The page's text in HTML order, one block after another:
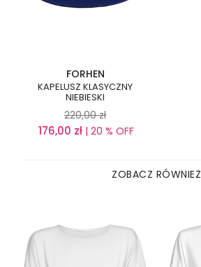
FORHEN
KAPELUSZ KLASYCZNY
NIEBIESKI
220,00 zł
176,00 zł | 20 % OFF
ZOBACZ RÓWNIEŻ